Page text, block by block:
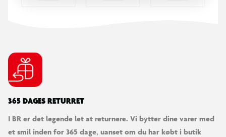
365 DAGES RETURRET
I BR er det legende let at returnere. Vi bytter dine varer med
et smil inden for 365 dage, uanset om du har købt i butik